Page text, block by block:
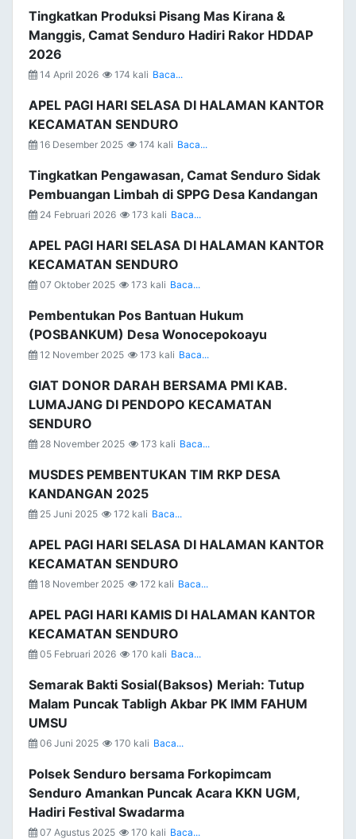
Tingkatkan Produksi Pisang Mas Kirana &
Manggis, Camat Senduro Hadiri Rakor HDDAP
2026
14 April 2026 174 kali Baca...
APEL PAGI HARI SELASA DI HALAMAN KANTOR
KECAMATAN SENDURO
16 Desember 2025 174 kali Baca...
Tingkatkan Pengawasan, Camat Senduro Sidak
Pembuangan Limbah di SPPG Desa Kandangan
24 Februari 2026 173 kali Baca...
APEL PAGI HARI SELASA DI HALAMAN KANTOR
KECAMATAN SENDURO
07 Oktober 2025 173 kali Baca...
Pembentukan Pos Bantuan Hukum
(POSBANKUM) Desa Wonocepokoayu
12 November 2025 173 kali Baca...
GIAT DONOR DARAH BERSAMA PMI KAB.
LUMAJANG DI PENDOPO KECAMATAN
SENDURO
28 November 2025 173 kali Baca...
MUSDES PEMBENTUKAN TIM RKP DESA
KANDANGAN 2025
25 Juni 2025 172 kali Baca...
APEL PAGI HARI SELASA DI HALAMAN KANTOR
KECAMATAN SENDURO
18 November 2025 172 kali Baca...
APEL PAGI HARI KAMIS DI HALAMAN KANTOR
KECAMATAN SENDURO
05 Februari 2026 170 kali Baca...
Semarak Bakti Sosial(Baksos) Meriah: Tutup
Malam Puncak Tabligh Akbar PK IMM FAHUM
UMSU
06 Juni 2025 170 kali Baca...
Polsek Senduro bersama Forkopimcam
Senduro Amankan Puncak Acara KKN UGM,
Hadiri Festival Swadarma
07 Agustus 2025 170 kali Baca...